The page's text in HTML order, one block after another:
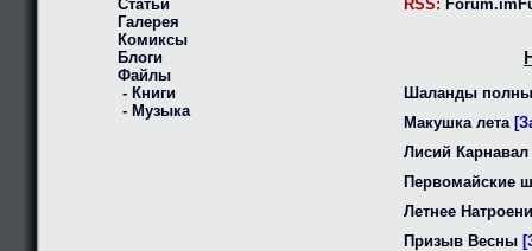
Статьи
Галерея
Комиксы
Блоги
Файлы
- Книги
- Музыка
RSS:
Шаланды
Макушка лета
Лисий Карнавал
Первомайские
Летнее
Призыв Весны